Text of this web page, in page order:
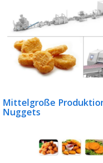
Mittelgroße
Nuggets